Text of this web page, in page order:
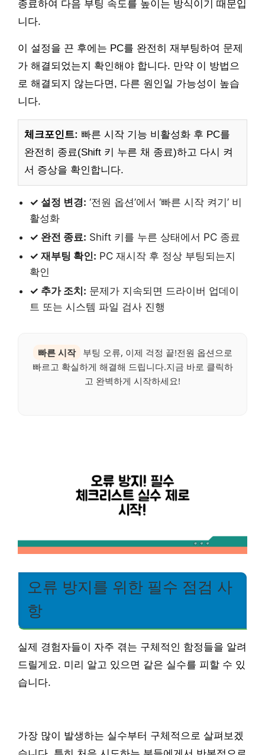
종료하여 다음 부팅 속도를 높이는 방식이기 때문입
니다.
이 설정을 끈 후에는 PC를 완전히 재부팅하여 문제
가 해결되었는지 확인해야 합니다. 만약 이 방법으
로 해결되지 않는다면, 다른 원인일 가능성이 높습
니다.
체크포인트: 빠른 시작 기능 비활성화 후 PC를
완전히 종료(Shift 키 누른 채 종료)하고 다시 켜
서 증상을 확인합니다.
✓ 설정 변경: ‘전원 옵션’에서 ‘빠른 시작 켜기’ 비
활성화
✓ 완전 종료: Shift 키를 누른 상태에서 PC 종료
✓ 재부팅 확인: PC 재시작 후 정상 부팅되는지
확인
✓ 추가 조치: 문제가 지속되면 드라이버 업데이
트 또는 시스템 파일 검사 진행
빠른 시작
부팅 오류, 이제 걱정 끝!전원 옵션으로
빠르고 확실하게 해결해 드립니다.지금 바로 클릭하
고 완벽하게 시작하세요!
오류 방지를 위한 필수 점검 사
항
실제 경험자들이 자주 겪는 구체적인 함정들을 알려
드릴게요. 미리 알고 있으면 같은 실수를 피할 수 있
습니다.
가장 많이 발생하는 실수부터 구체적으로 살펴보겠